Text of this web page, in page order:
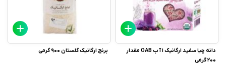
دانه چیا سفید ارگانیک ا آ ب OAB مقدار
200 گرمی
برنج ارگانیک گلستان 900 گرمی